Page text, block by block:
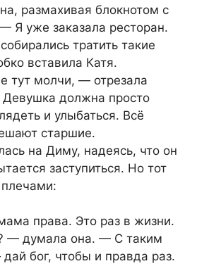
размахивая блокнотом с
Я уже заказала ресторан.
тратить такие
вставила Катя.
тут молчи, — отрезала
должна просто
и улыбаться. Всё
старшие.
на Диму, надеясь, что он
заступиться. Но тот
права. Это раз в жизни.
— думала она. — С таким
бог, чтобы и правда раз.